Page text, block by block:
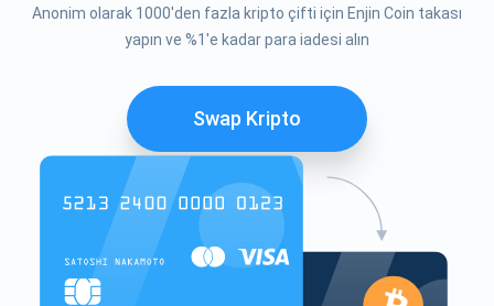
Anonim olarak 1000'den fazla kripto çifti için Enjin Coin takası
yapın ve %1'e kadar para iadesi alın
Swap Kripto